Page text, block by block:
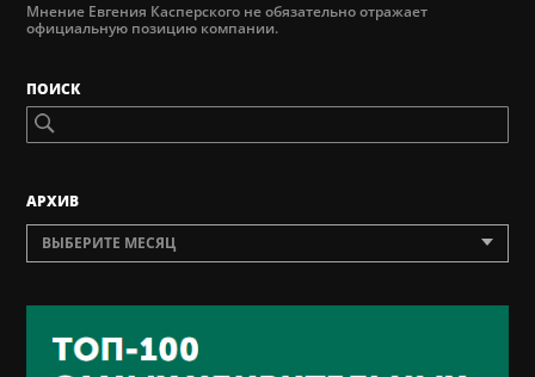
Мнение Евгения Касперского не обязательно отражает
официальную позицию компании.
ПОИСК
AРХИВ
ВЫБЕРИТЕ МЕСЯЦ